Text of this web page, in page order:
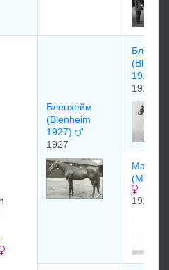
Бленхейм
(Blenheim
1927)
1927
1919)
1919
Малва
(Malva)
1919